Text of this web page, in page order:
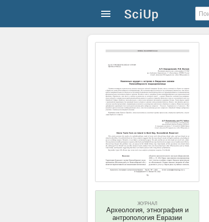
ЖУРНАЛ
Археология, этнография и
антропология Евразии